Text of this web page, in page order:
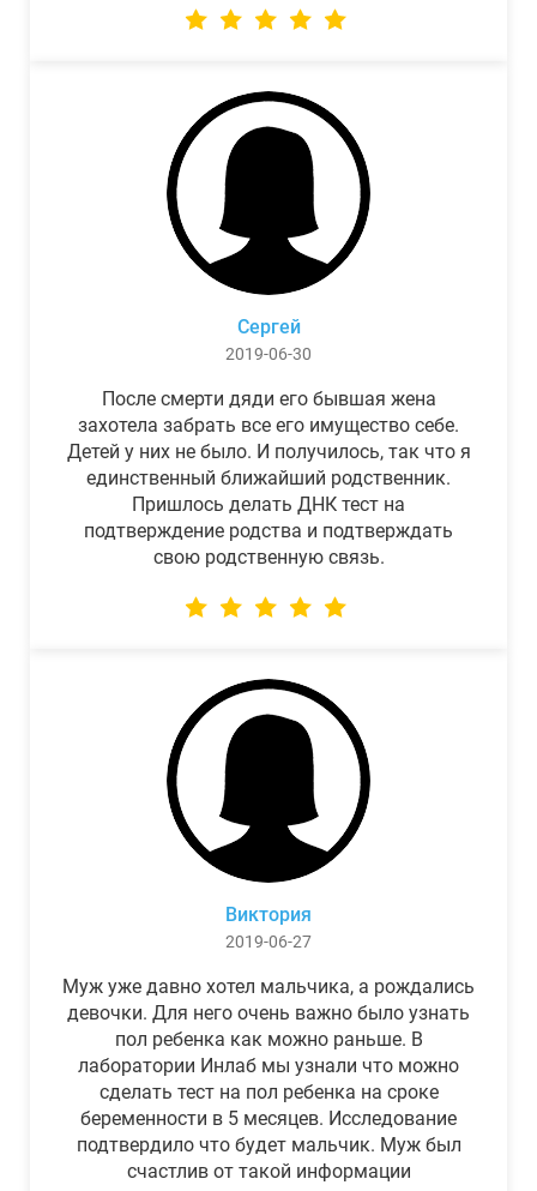
Сергей
2019-06-30
После смерти дяди его бывшая жена
захотела забрать все его имущество себе.
Детей у них не было. И получилось, так что я
единственный ближайший родственник.
Пришлось делать ДНК тест на
подтверждение родства и подтверждать
свою родственную связь.
Виктория
2019-06-27
Муж уже давно хотел мальчика, а рождались
девочки. Для него очень важно было узнать
пол ребенка как можно раньше. В
лаборатории Инлаб мы узнали что можно
сделать тест на пол ребенка на сроке
беременности в 5 месяцев. Исследование
подтвердило что будет мальчик. Муж был
счастлив от такой информации